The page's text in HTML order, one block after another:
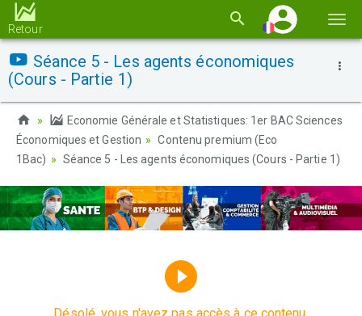
la
Retour
Séance 5 - Les agents économiques
(Cours - Partie 1)
Economie Générale et Statistiques: 1er BAC Sciences
Économiques et Gestion
Contenu premium (Eco
1Bac)
Séance 5 - Les agents économiques (Cours - Partie 1)